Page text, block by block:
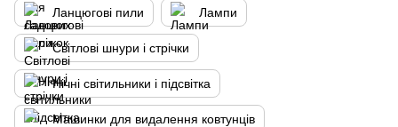
Ланцюгові пили Лампи
Світлові шнури і стрічки
Нічні світильники і підсвітка
Машинки для видалення ковтунців